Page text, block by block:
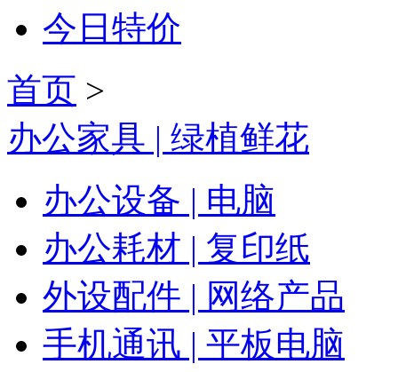
今日特价
首页 >
办公家具 | 绿植鲜花
办公设备 | 电脑
办公耗材 | 复印纸
外设配件 | 网络产品
手机通讯 | 平板电脑